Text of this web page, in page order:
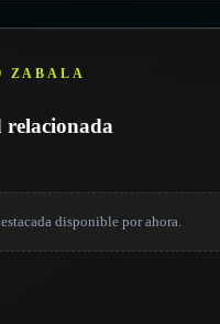
ZABALA
disponible por ahora.